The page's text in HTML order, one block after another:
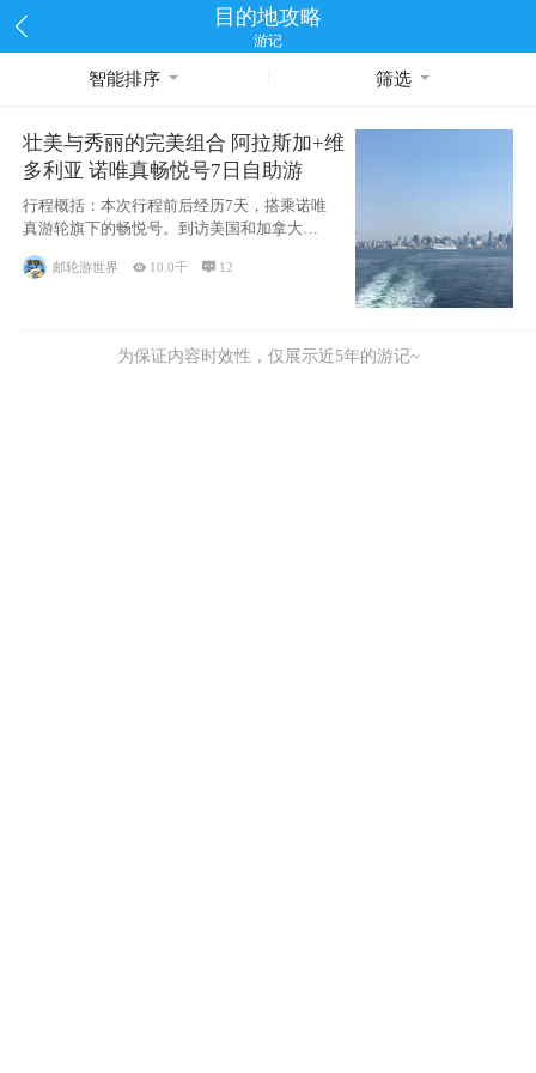
目的地攻略
游记
智能排序 筛选
壮美与秀丽的完美组合 阿拉斯加+维
多利亚 诺唯真畅悦号7日自助游
行程概括：本次行程前后经历7天，搭乘诺唯
真游轮旗下的畅悦号。到访美国和加拿大的4
个州/省：美国华盛顿州
邮轮游世界  10.0千  12
为保证内容时效性，仅展示近5年的游记~